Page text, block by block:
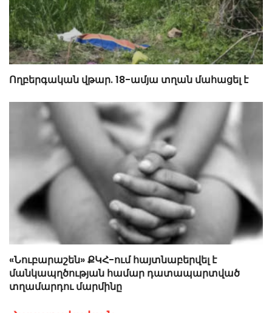
Ողբերգական վթար. 18-ամյա տղան մահացել է
«Նուբարաշեն» ՔԿՀ-ում հայտնաբերվել է
մանկապղծության համար դատապարտված
տղամարդու մարմինը